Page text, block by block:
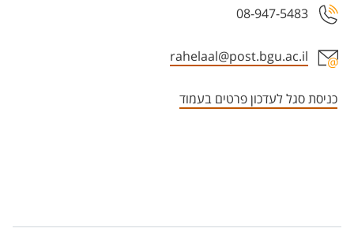
08-947-5483
rahelaal@post.bgu.ac.il
כניסת סגל לעדכון פרטים בעמוד